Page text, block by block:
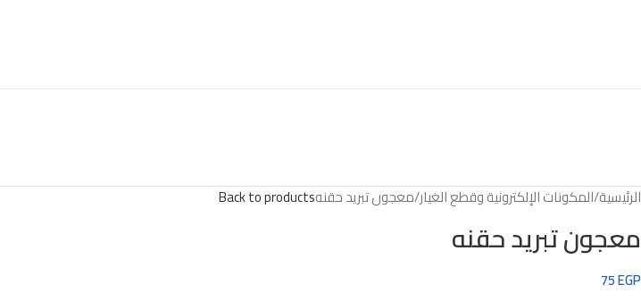
الرئيسية المكونات الإلكترونية وقطع الغيار معجون تبريد حقنهBack to products
معجون تبريد حقنه
75EGP